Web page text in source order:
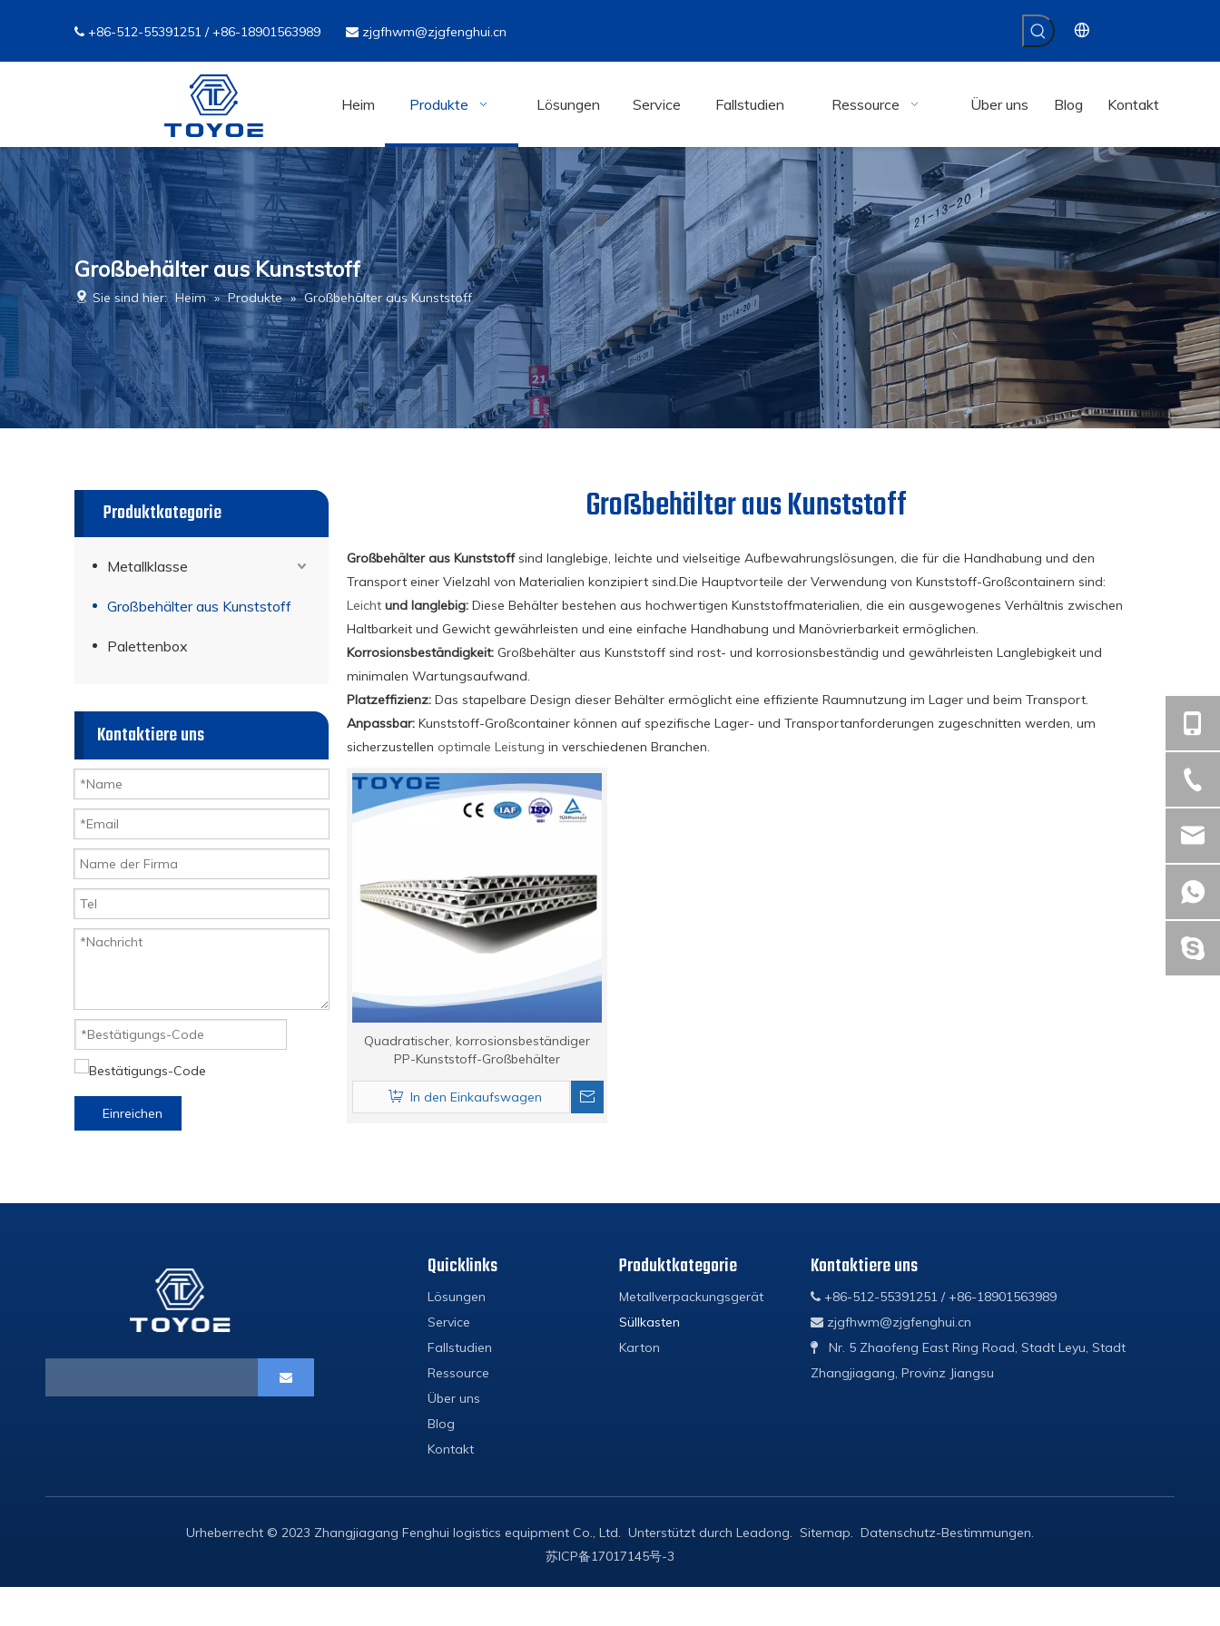
 +86-512-55391251 / +86-18901563989  zjgfhwm@zjgfenghui.cn
Heim Produkte Lösungen Service Fallstudien Ressource Über uns Blog Kontakt
Großbehälter aus Kunststoff
Sie sind hier: Heim » Produkte » Großbehälter aus Kunststoff
Produktkategorie
Metallklasse
Großbehälter aus Kunststoff
Palettenbox
Kontaktiere uns
Einreichen
Großbehälter aus Kunststoff
Großbehälter aus Kunststoffsind langlebige, leichte und vielseitige Aufbewahrungslösungen, die für die Handhabung und den
Transport einer Vielzahl von Materialien konzipiert sind.Die Hauptvorteile der Verwendung von Kunststoff-Großcontainern sind:
Leicht und langlebig: Diese Behälter bestehen aus hochwertigen Kunststoffmaterialien, die ein ausgewogenes Verhältnis zwischen
Haltbarkeit und Gewicht gewährleisten und eine einfache Handhabung und Manövrierbarkeit ermöglichen.
Korrosionsbeständigkeit: Großbehälter aus Kunststoff sind rost- und korrosionsbeständig und gewährleisten Langlebigkeit und
minimalen Wartungsaufwand.
Platzeffizienz: Das stapelbare Design dieser Behälter ermöglicht eine effiziente Raumnutzung im Lager und beim Transport.
Anpassbar: Kunststoff-Großcontainer können auf spezifische Lager- und Transportanforderungen zugeschnitten werden, um
sicherzustellen optimale Leistung in verschiedenen Branchen.
Quadratischer, korrosionsbeständiger
PP-Kunststoff-Großbehälter
In den Einkaufswagen
Quicklinks
Lösungen
Service
Fallstudien
Ressource
Über uns
Blog
Kontakt
Produktkategorie
Metallverpackungsgerät
Süllkasten
Karton
Kontaktiere uns
+86-512-55391251 / +86-18901563989
 zjgfhwm@zjgfenghui.cn
Nr. 5 Zhaofeng East Ring Road, Stadt Leyu, Stadt
Zhangjiagang, Provinz Jiangsu
Urheberrecht © 2023 Zhangjiagang Fenghui logistics equipment Co., Ltd. Unterstützt durch Leadong. Sitemap. Datenschutz-Bestimmungen.
苏ICP备17017145号-3